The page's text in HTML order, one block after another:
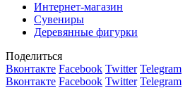
Интернет-магазин
Сувениры
Деревянные фигурки
Поделиться
Вконтакте Facebook Twitter Telegram
Вконтакте Facebook Twitter Telegram